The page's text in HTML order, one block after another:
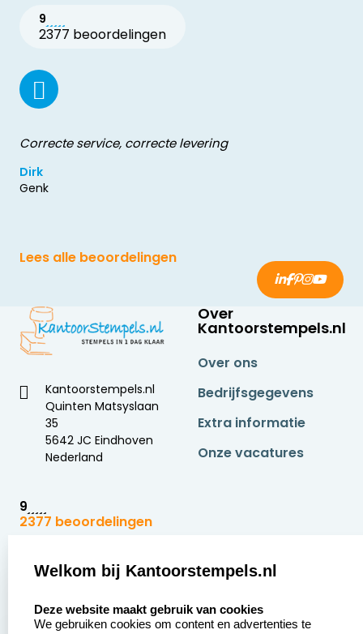
9
2377 beoordelingen
Correcte service, correcte levering
Dirk
Genk
Lees alle beoordelingen
Kantoorstempels.nl
Quinten Matsyslaan
35
5642 JC Eindhoven
Nederland
9
2377 beoordelingen
Over
Kantoorstempels.nl
Over ons
Bedrijfsgegevens
Extra informatie
Onze vacatures
Zakelijk:
Aanvraag op maat
Klantenservice:
Contact opnemen
Welkom bij Kantoorstempels.nl
Deze website maakt gebruik van cookies
We gebruiken cookies om content en advertenties te